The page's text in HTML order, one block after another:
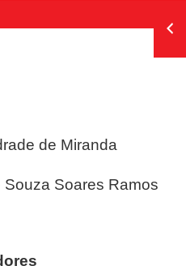
de Miranda
Soares Ramos